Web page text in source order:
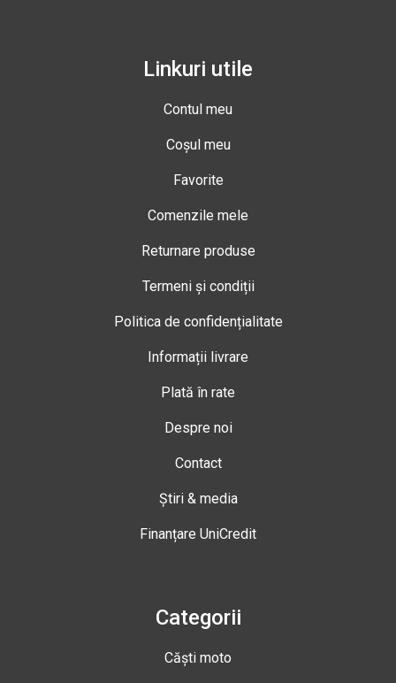
Linkuri utile
Contul meu
Coșul meu
Favorite
Comenzile mele
Returnare produse
Termeni și condiții
Politica de confidențialitate
Informații livrare
Plată în rate
Despre noi
Contact
Știri & media
Finanțare UniCredit
Categorii
Căști moto